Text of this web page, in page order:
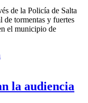
de la Policía de Salta
de tormentas y fuertes
el municipio de
la audiencia